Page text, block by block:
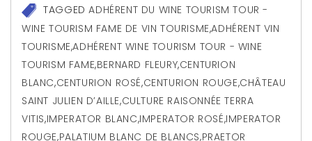
TAGGEDADHÉRENT DU WINE TOURISM TOUR -
WINE TOURISM FAME DE VIN TOURISME,ADHÉRENT VIN
TOURISME,ADHÉRENT WINE TOURISM TOUR - WINE
TOURISM FAME,BERNARD FLEURY,CENTURION
BLANC,CENTURION ROSÉ,CENTURION ROUGE,CHÂTEAU
SAINT JULIEN D’AILLE,CULTURE RAISONNÉE TERRA
VITIS,IMPERATOR BLANC,IMPERATOR ROSÉ,IMPERATOR
ROUGE,PALATIUM BLANC DE BLANCS,PRAETOR